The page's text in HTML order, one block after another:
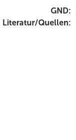
GND:
Literatur/Quellen: